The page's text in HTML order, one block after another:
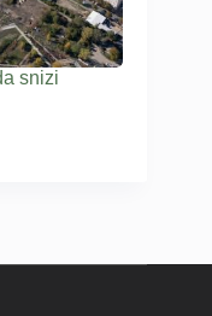
snizi